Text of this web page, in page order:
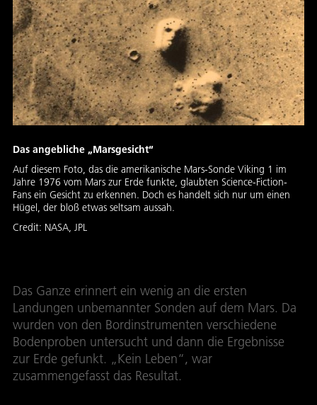
Das angebliche „Marsgesicht“
Auf diesem Foto, das die amerikanische Mars-Sonde Viking 1 im
Jahre 1976 vom Mars zur Erde funkte, glaubten Science-Fiction-
Fans ein Gesicht zu erkennen. Doch es handelt sich nur um einen
Hügel, der bloß etwas seltsam aussah.
Credit: NASA, JPL
Das Ganze erinnert ein wenig an die ersten
Landungen unbemannter Sonden auf dem Mars. Da
wurden von den Bordinstrumenten verschiedene
Bodenproben untersucht und dann die Ergebnisse
zur Erde gefunkt. „Kein Leben“, war
zusammengefasst das Resultat.